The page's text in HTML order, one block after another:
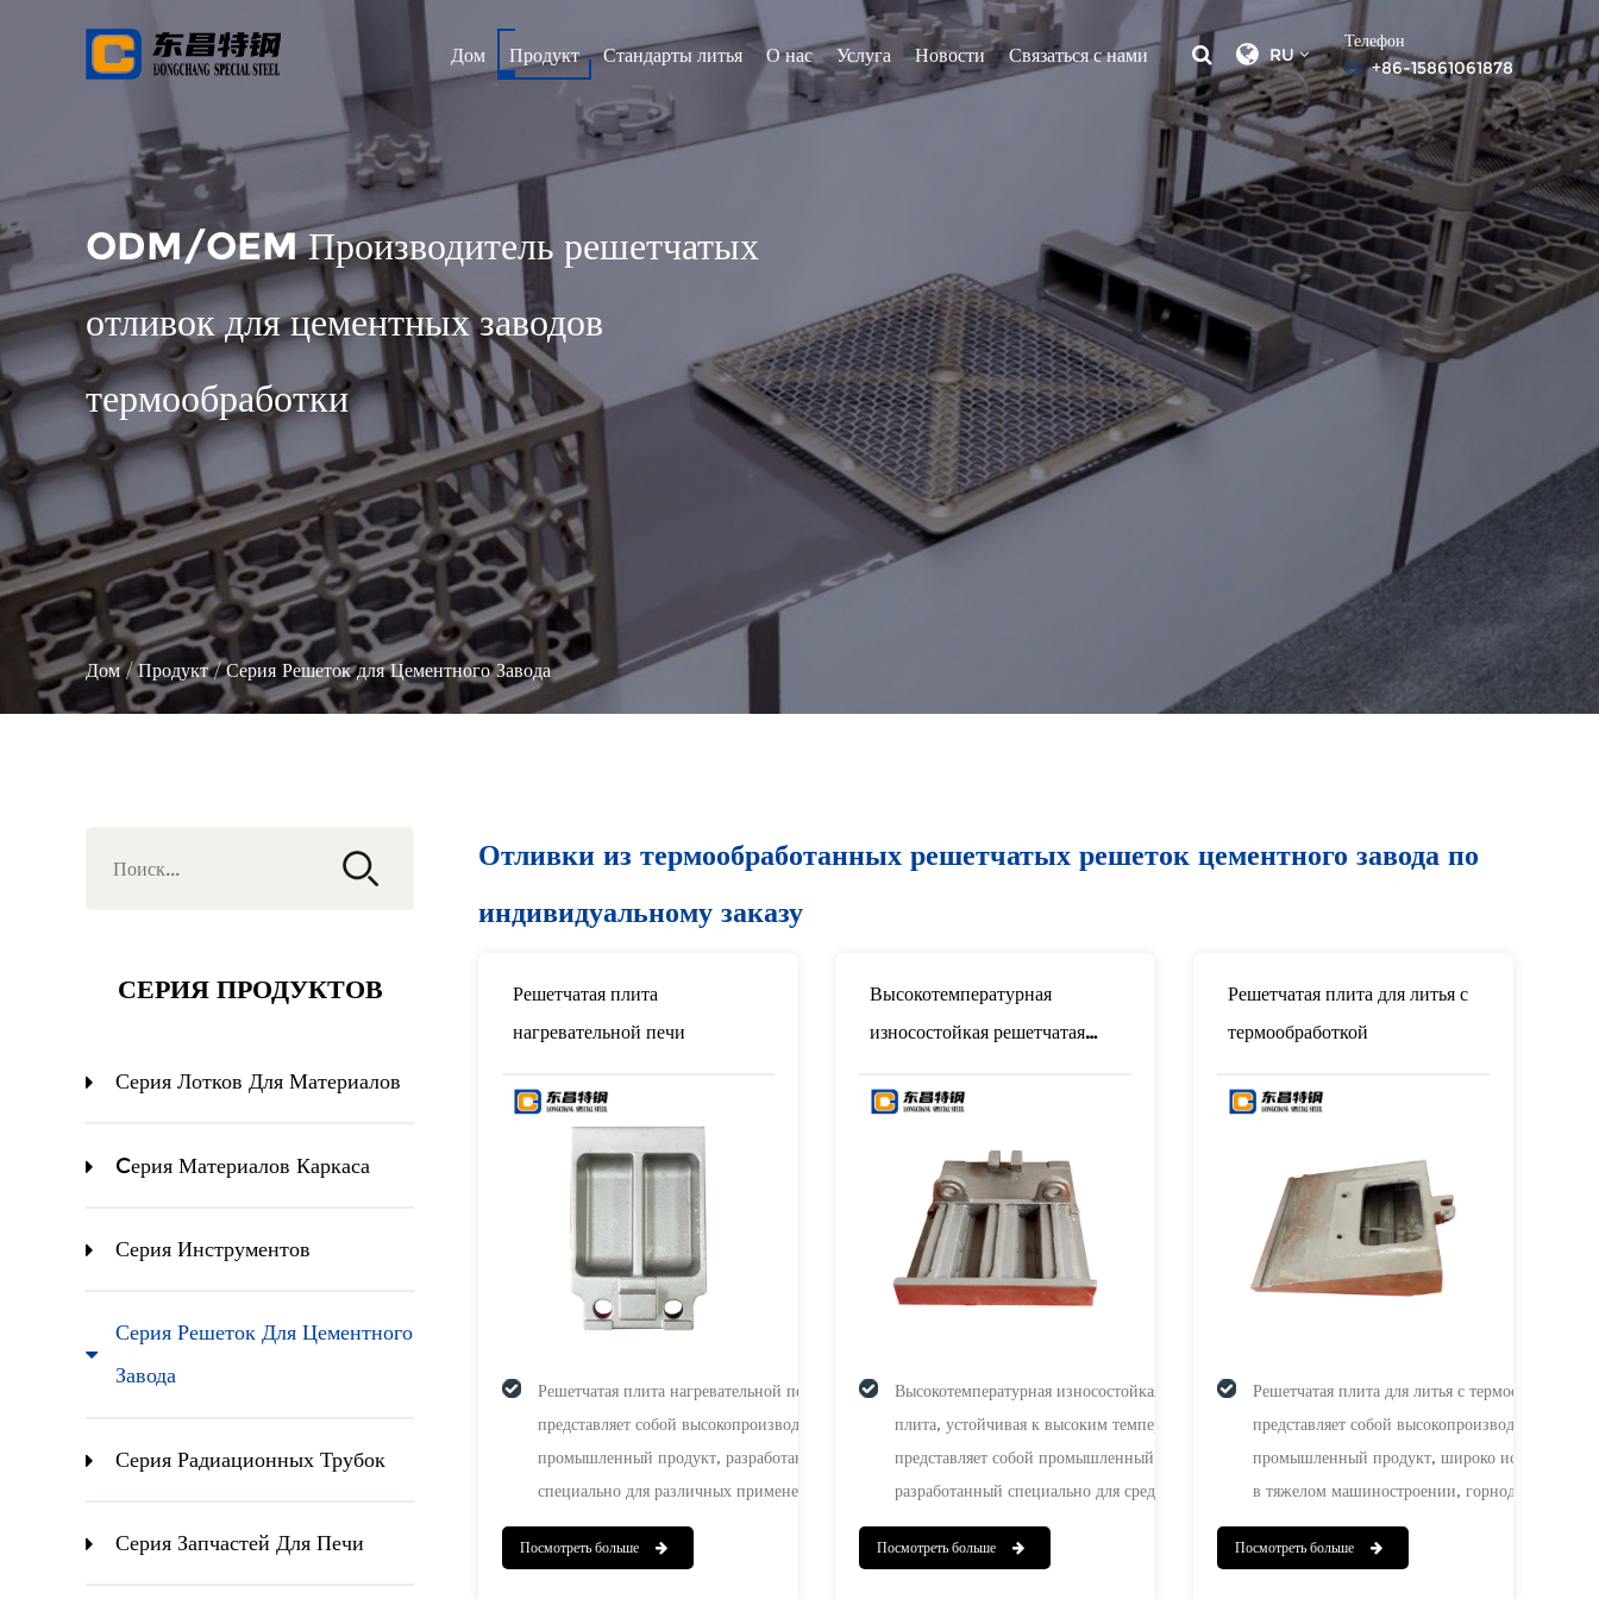
Дом Продукт Стандарты литья О нас Услуга Новости Связаться с нами RU
Телефон
+86-15861061878
ODM/OEM Производитель решетчатых
отливок для цементных заводов
термообработки
Дом/Продукт/Серия Решеток для Цементного Завода
СЕРИЯ ПРОДУКТОВ
Серия Лотков Для Материалов
Cерия Материалов Каркаса
Серия Инструментов
Серия Решеток Для Цементного
Завода
Серия Радиационных Трубок
Серия Запчастей Для Печи
Отливки из термообработанных решетчатых решеток цементного завода по
индивидуальному заказу
Решетчатая плита
нагревательной печи
Решетчатая плита нагревательной печи
представляет собой высокопроизводительный
промышленный продукт, разработанный
специально для различных применений в
нагревательных печах. Изготовленный из
жаростойких материалов, он обладает
Посмотреть больше
Высокотемпературная
износостойкая решетчатая
Высокотемпературная износостойкая решетчатая
плита, устойчивая к высоким температурам,
представляет собой промышленный продукт,
разработанный специально для сред,
обладающий устойчивостью к высоким
температурам и износу. Он использует
Посмотреть больше
Решетчатая плита для литья с
термообработкой
Решетчатая плита для литья с термообработкой,
представляет собой высокопроизводительный
промышленный продукт, широко
в тяжелом машиностроении, горнодобывающей
и строительной промышленности. Благодаря
передовым процессам термообработки наши
Посмотреть больше